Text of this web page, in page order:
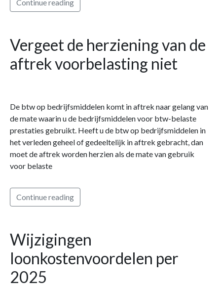
Continue reading
Vergeet de herziening van de
aftrek voorbelasting niet
De btw op bedrijfsmiddelen komt in aftrek naar gelang van
de mate waarin u de bedrijfsmiddelen voor btw-belaste
prestaties gebruikt. Heeft u de btw op bedrijfsmiddelen in
het verleden geheel of gedeeltelijk in aftrek gebracht, dan
moet de aftrek worden herzien als de mate van gebruik
voor belaste
Continue reading
Wijzigingen
loonkostenvoordelen per
2025